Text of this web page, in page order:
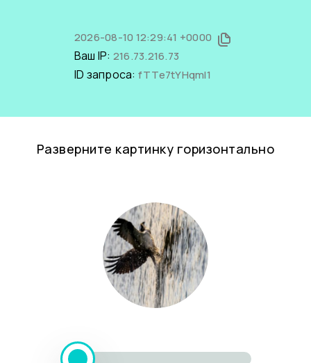
2026-08-10 12:29:41 +0000
Ваш IP: 216.73.216.73
ID запроса: fTTe7tYHqmI1
Разверните картинку горизонтально